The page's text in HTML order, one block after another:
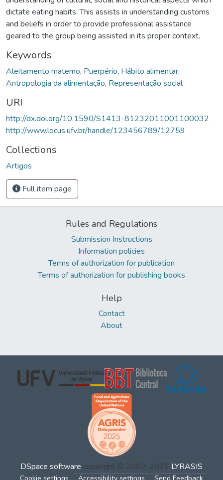
dictate eating habits. This assists in understanding customs
and beliefs in order to provide professional assistance
geared to the group being assisted in its proper context.
Keywords
Aleitamento materno, Puerpério, Hábito alimentar,
Antropologia da alimentação, Representação social
URI
http://dx.doi.org/10.1590/S1413-81232011001100032
http://www.locus.ufv.br/handle/123456789/12759
Collections
Artigos
Full item page
Rules and Regulations
Submission Instructions
Information policies
Terms of authorization for publication
Terms of authorization for publishing books
Help
Contact
About
DSpace software copyright © 2002-2026 LYRASIS
Cookie settings Accessibility settings Send Feedback